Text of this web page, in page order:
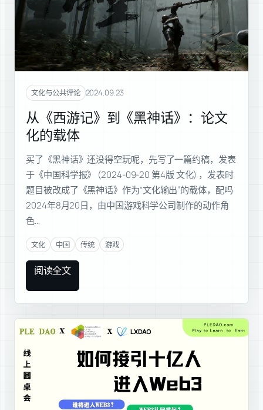
文化与公共评论 2024.09.23
从《西游记》到《黑神话》：论文
化的载体
买了《黑神话》还没得空玩呢，先写了一篇约稿，发表
于《中国科学报》 (2024-09-20 第4版 文化) ，发表时
题目被改成了《黑神话》作为“文化输出”的载体，配吗
2024年8月20日，由中国游戏科学公司制作的动作角
色…
文化 中国 传统 游戏
阅读全文